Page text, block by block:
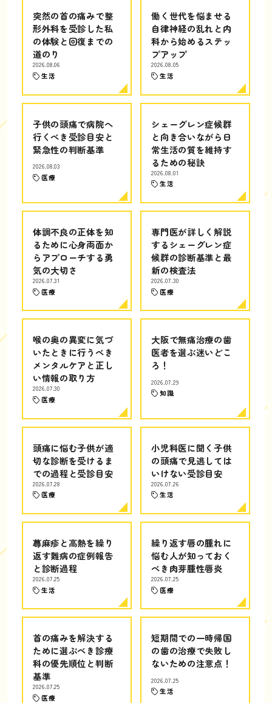
突然の首の痛みで整
形外科を受診した私
の体験と回復までの
道のり
2026.08.06
生活
働く世代を悩ませる
自律神経の乱れと内
科から始めるステッ
プアップ
2026.08.05
生活
子供の頭痛で病院へ
行くべき受診目安と
緊急性の判断基準
2026.08.03
医療
シェーグレン症候群
と向き合いながら日
常生活の質を維持す
るための秘訣
2026.08.01
生活
体調不良の正体を知
るために心身両面か
らアプローチする勇
気の大切さ
2026.07.31
医療
専門医が詳しく解説
するシェーグレン症
候群の診断基準と最
新の検査法
2026.07.30
医療
喉の奥の異変に気づ
いたときに行うべき
メンタルケアと正し
い情報の取り方
2026.07.30
医療
大阪で無痛治療の歯
医者を選ぶ迷いどこ
ろ！
2026.07.29
知識
頭痛に悩む子供が適
切な診断を受けるま
での過程と受診目安
2026.07.28
医療
小児科医に聞く子供
の頭痛で見逃しては
いけない受診目安
2026.07.26
生活
蕁麻疹と高熱を繰り
返す難病の症例報告
と診断過程
2026.07.25
生活
繰り返す唇の腫れに
悩む人が知っておく
べき肉芽腫性唇炎
2026.07.25
医療
首の痛みを解決する
ために選ぶべき診療
科の優先順位と判断
基準
2026.07.25
医療
短期間での一時帰国
の歯の治療で失敗し
ないための注意点！
2026.07.25
生活